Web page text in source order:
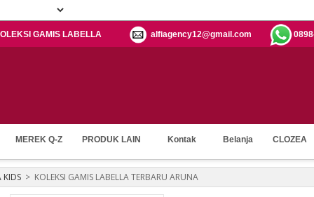
GAMIS LABELLA alfiagency12@gmail.com
MEREK Q-Z PRODUK LAIN Kontak Belanja CLOZEA
KIDS > KOLEKSI GAMIS LABELLA TERBARU ARUNA